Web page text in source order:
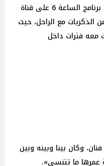
قالت عزة مصطفى، خلال تقديمها برنامج الساعة 6 على قناة
الذكريات مع الراحل، حيث
معه فترات داخل
وكان بينا وبينه وبين
عمرها ما تتنسي».